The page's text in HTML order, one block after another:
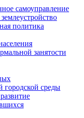
самоуправление
политика
занятости
среды